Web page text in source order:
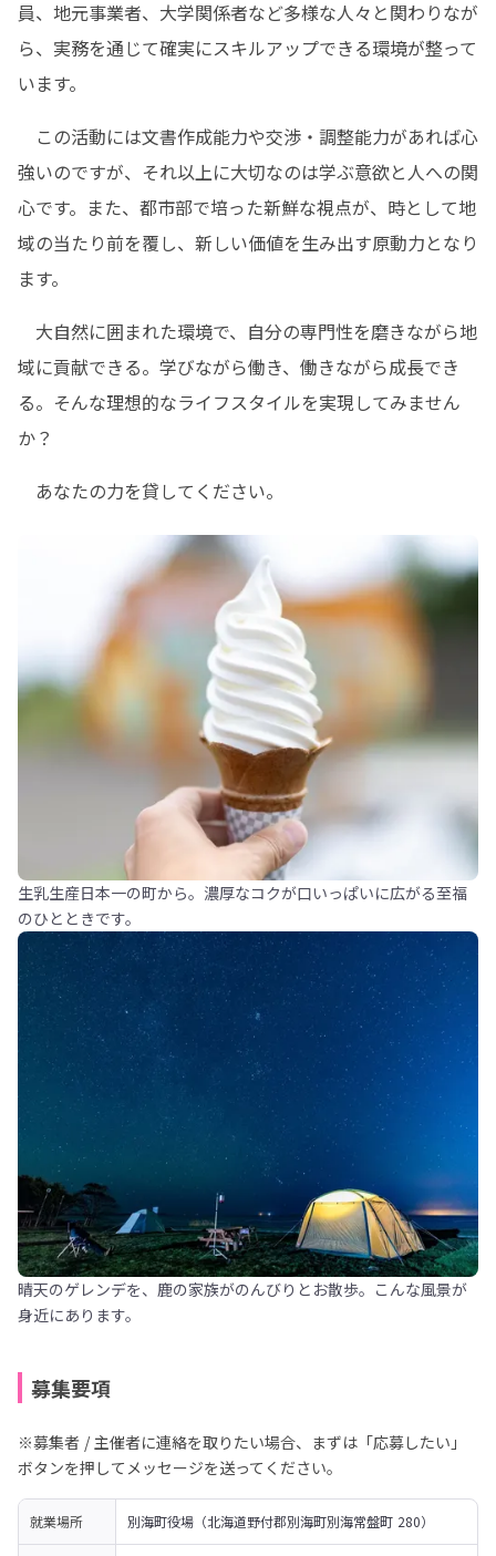
員、地元事業者、大学関係者など多様な人々と関わりなが
ら、実務を通じて確実にスキルアップできる環境が整って
います。
この活動には文書作成能力や交渉・調整能力があれば心
強いのですが、それ以上に大切なのは学ぶ意欲と人への関
心です。また、都市部で培った新鮮な視点が、時として地
域の当たり前を覆し、新しい価値を生み出す原動力となり
ます。
大自然に囲まれた環境で、自分の専門性を磨きながら地
域に貢献できる。学びながら働き、働きながら成長でき
る。そんな理想的なライフスタイルを実現してみません
か？
あなたの力を貸してください。
生乳生産日本一の町から。濃厚なコクが口いっぱいに広がる至福
のひとときです。
晴天のゲレンデを、鹿の家族がのんびりとお散歩。こんな風景が
身近にあります。
募集要項
※募集者 / 主催者に連絡を取りたい場合、まずは「応募したい」
ボタンを押してメッセージを送ってください。
就業場所 別海町役場（北海道野付郡別海町別海常盤町 280）